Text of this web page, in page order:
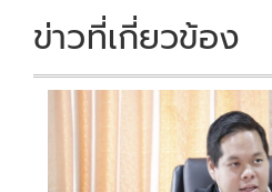
ข่าวที่เกี่ยวข้อง